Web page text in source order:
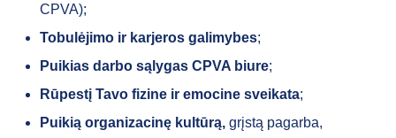
CPVA);
Tobulėjimo ir karjeros galimybes;
Puikias darbo sąlygas CPVA biure;
Rūpestį Tavo fizine ir emocine sveikata;
Puikią organizacinę kultūrą, grįstą pagarba,